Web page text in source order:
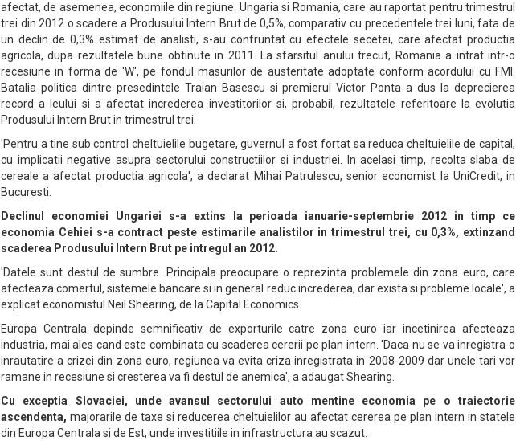
afectat, de asemenea, economiile din regiune. Ungaria si Romania, care au raportat pentru trimestrul
trei din 2012 o scadere a Produsului Intern Brut de 0,5%, comparativ cu precedentele trei luni, fata de
un declin de 0,3% estimat de analisti, s-au confruntat cu efectele secetei, care afectat productia
agricola, dupa rezultatele bune obtinute in 2011. La sfarsitul anului trecut, Romania a intrat intr-o
recesiune in forma de 'W', pe fondul masurilor de austeritate adoptate conform acordului cu FMI.
Batalia politica dintre presedintele Traian Basescu si premierul Victor Ponta a dus la deprecierea
record a leului si a afectat increderea investitorilor si, probabil, rezultatele referitoare la evolutia
Produsului Intern Brut in trimestrul trei.
'Pentru a tine sub control cheltuielile bugetare, guvernul a fost fortat sa reduca cheltuielile de capital,
cu implicatii negative asupra sectorului constructiilor si industriei. In acelasi timp, recolta slaba de
cereale a afectat productia agricola', a declarat Mihai Patrulescu, senior economist la UniCredit, in
Bucuresti.
Declinul economiei Ungariei s-a extins la perioada ianuarie-septembrie 2012 in timp ce
economia Cehiei s-a contract peste estimarile analistilor in trimestrul trei, cu 0,3%, extinzand
scaderea Produsului Intern Brut pe intregul an 2012.
'Datele sunt destul de sumbre. Principala preocupare o reprezinta problemele din zona euro, care
afecteaza comertul, sistemele bancare si in general reduc increderea, dar exista si probleme locale', a
explicat economistul Neil Shearing, de la Capital Economics.
Europa Centrala depinde semnificativ de exporturile catre zona euro iar incetinirea afecteaza
industria, mai ales cand este combinata cu scaderea cererii pe plan intern. 'Daca nu se va inregistra o
inrautatire a crizei din zona euro, regiunea va evita criza inregistrata in 2008-2009 dar unele tari vor
ramane in recesiune si cresterea va fi destul de anemica', a adaugat Shearing.
Cu exceptia Slovaciei, unde avansul sectorului auto mentine economia pe o traiectorie
ascendenta, majorarile de taxe si reducerea cheltuielilor au afectat cererea pe plan intern in statele
din Europa Centrala si de Est, unde investitiile in infrastructura au scazut.